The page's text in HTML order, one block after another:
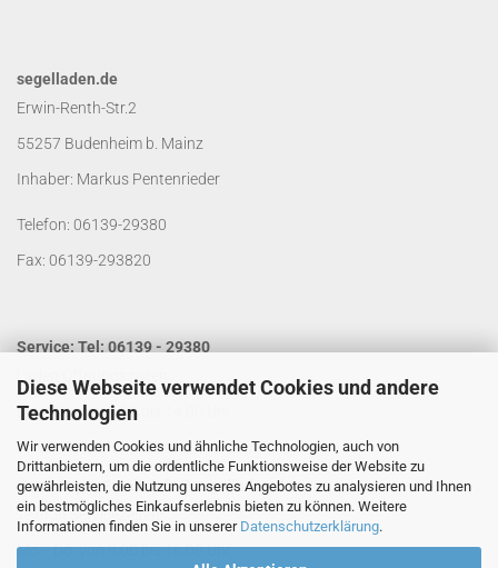
Diese Webseite verwendet Cookies und andere
Technologien
Wir verwenden Cookies und ähnliche Technologien, auch von
Drittanbietern, um die ordentliche Funktionsweise der Website zu
gewährleisten, die Nutzung unseres Angebotes zu analysieren und Ihnen
ein bestmögliches Einkaufserlebnis bieten zu können. Weitere
Informationen finden Sie in unserer Datenschutzerklärung.
segelladen.de
Erwin-Renth-Str.2
55257 Budenheim b. Mainz
Inhaber: Markus Pentenrieder
Telefon: 06139-29380
Fax: 06139-293820
Service: Tel: 06139 - 29380
Laden Öffnungszeiten:
Mo. - Do. von 9:00 bis 14:00 Uhr
Fr. von 9:00 bis 13:00 Uhr
Kontakt per Email:info@segelladen.de
Telefon Servicezeiten:
Mo. - Do. von 9:00 bis 16:00 Uhr